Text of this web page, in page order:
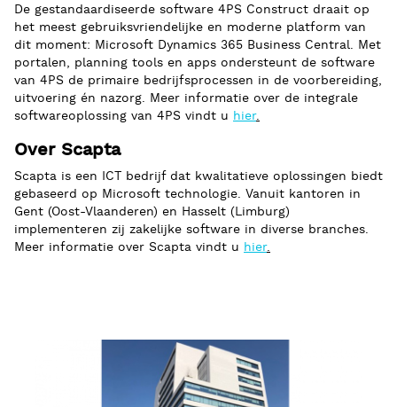
De gestandaardiseerde software 4PS Construct draait op
het meest gebruiksvriendelijke en moderne platform van
dit moment: Microsoft Dynamics 365 Business Central. Met
portalen, planning tools en apps ondersteunt de software
van 4PS de primaire bedrijfsprocessen in de voorbereiding,
uitvoering én nazorg. Meer informatie over de integrale
softwareoplossing van 4PS vindt u hier.
Over Scapta
Scapta is een ICT bedrijf dat kwalitatieve oplossingen biedt
gebaseerd op Microsoft technologie. Vanuit kantoren in
Gent (Oost-Vlaanderen) en Hasselt (Limburg)
implementeren zij zakelijke software in diverse branches.
Meer informatie over Scapta vindt u hier.